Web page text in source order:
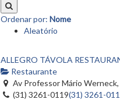
Ordenar por: Nome
Aleatório
ALLEGRO TÁVOLA
Restaurante
Av Professor Mário
(31) 3261-0119(31) 3261-